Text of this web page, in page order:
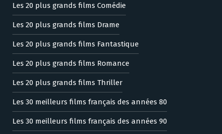
Les 20 plus grands films Comédie
Les 20 plus grands films Drame
Les 20 plus grands films Fantastique
Les 20 plus grands films Romance
Les 20 plus grands films Thriller
Les 30 meilleurs films français des années 80
Les 30 meilleurs films français des années 90